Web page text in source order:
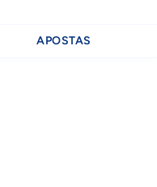
APOSTAS